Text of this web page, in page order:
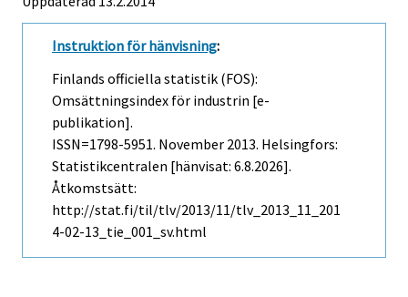
Instruktion för hänvisning:
Finlands officiella statistik (FOS):
Omsättningsindex för industrin [e-
publikation].
ISSN=1798-5951. November 2013. Helsingfors:
Statistikcentralen [hänvisat: 6.8.2026].
Åtkomstsätt:
http://stat.fi/til/tlv/2013/11/tlv_2013_11_201
4-02-13_tie_001_sv.html